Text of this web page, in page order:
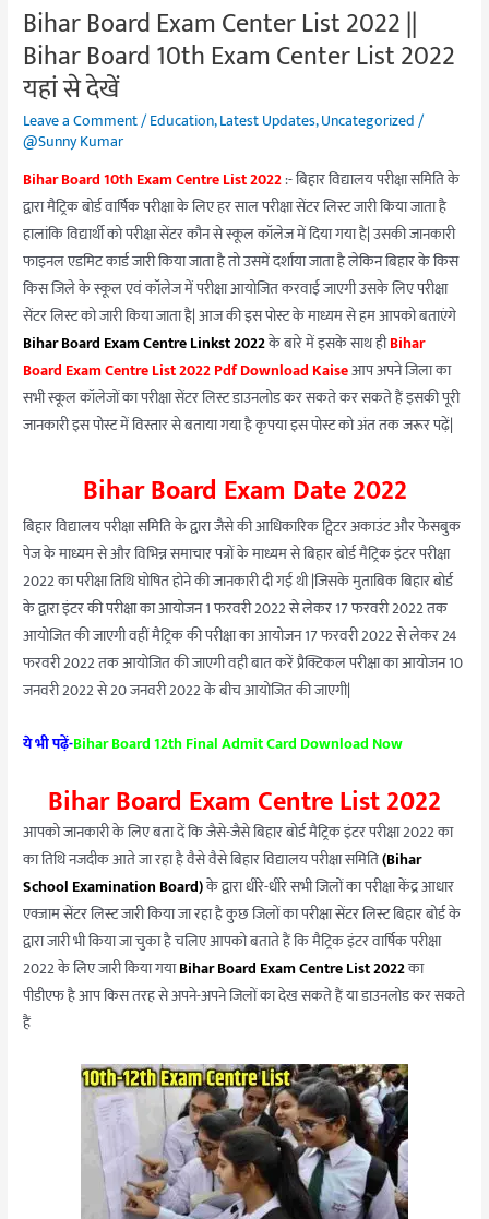
Bihar Board Exam Center List 2022 ||
Bihar Board 10th Exam Center List 2022
यहां से देखें
Leave a Comment/Education,Latest Updates,Uncategorized/
@Sunny Kumar
Bihar Board 10th Exam Centre List 2022:- बिहार विद्यालय परीक्षा समिति के
द्वारा मैट्रिक बोर्ड वार्षिक परीक्षा के लिए हर साल परीक्षा सेंटर लिस्ट जारी किया जाता है
हालांकि विद्यार्थी को परीक्षा सेंटर कौन से स्कूल कॉलेज में दिया गया है| उसकी जानकारी
फाइनल एडमिट कार्ड जारी किया जाता है तो उसमें दर्शाया जाता है लेकिन बिहार के किस
किस जिले के स्कूल एवं कॉलेज में परीक्षा आयोजित करवाई जाएगी उसके लिए परीक्षा
सेंटर लिस्ट को जारी किया जाता है| आज की इस पोस्ट के माध्यम से हम आपको बताएंगे
Bihar Board Exam Centre Linkst 2022के बारे में इसके साथ हीBihar
Board Exam Centre List 2022 Pdf Download Kaiseआप अपने जिला का
सभी स्कूल कॉलेजों का परीक्षा सेंटर लिस्ट डाउनलोड कर सकते कर सकते हैं इसकी पूरी
जानकारी इस पोस्ट में विस्तार से बताया गया है कृपया इस पोस्ट को अंत तक जरूर पढ़ें|
Bihar Board Exam Date 2022
बिहार विद्यालय परीक्षा समिति के द्वारा जैसे की आधिकारिक ट्विटर अकाउंट और फेसबुक
पेज के माध्यम से और विभिन्न समाचार पत्रों के माध्यम से बिहार बोर्ड मैट्रिक इंटर परीक्षा
2022 का परीक्षा तिथि घोषित होने की जानकारी दी गई थी |जिसके मुताबिक बिहार बोर्ड
के द्वारा इंटर की परीक्षा का आयोजन 1 फरवरी 2022 से लेकर 17 फरवरी 2022 तक
आयोजित की जाएगी वहीं मैट्रिक की परीक्षा का आयोजन 17 फरवरी 2022 से लेकर 24
फरवरी 2022 तक आयोजित की जाएगी वही बात करें प्रैक्टिकल परीक्षा का आयोजन 10
जनवरी 2022 से 20 जनवरी 2022 के बीच आयोजित की जाएगी|
ये भी पढ़ें-Bihar Board 12th Final Admit Card Download Now
Bihar Board Exam Centre List 2022
आपको जानकारी के लिए बता दें कि जैसे-जैसे बिहार बोर्ड मैट्रिक इंटर परीक्षा 2022 का
का तिथि नजदीक आते जा रहा है वैसे वैसे बिहार विद्यालय परीक्षा समिति(Bihar
School Examination Board)के द्वारा धीरे-धीरे सभी जिलों का परीक्षा केंद्र आधार
एक्जाम सेंटर लिस्ट जारी किया जा रहा है कुछ जिलों का परीक्षा सेंटर लिस्ट बिहार बोर्ड के
द्वारा जारी भी किया जा चुका है चलिए आपको बताते हैं कि मैट्रिक इंटर वार्षिक परीक्षा
2022 के लिए जारी किया गयाBihar Board Exam Centre List 2022का
पीडीएफ है आप किस तरह से अपने-अपने जिलों का देख सकते हैं या डाउनलोड कर सकते
हैं
Exam
Center
List
2022
यहां
से
देखें